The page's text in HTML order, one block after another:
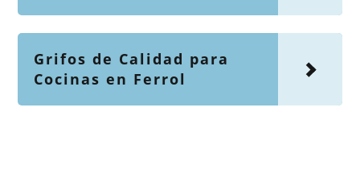
Grifos de Calidad para
Cocinas en Ferrol